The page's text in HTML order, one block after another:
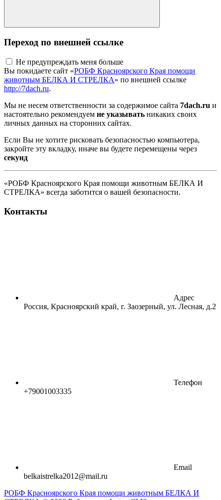
Переход по внешней ссылке
Не предупреждать меня больше
Вы покидаете сайт «РОБФ Красноярского Края помощи
животным БЕЛКА И СТРЕЛКА» по внешней ссылке
http://7dach.ru.
Мы не несем ответственности за содержимое сайта 7dach.ru и
настоятельно рекомендуем не указывать никаких своих
личных данных на сторонних сайтах.
Если Вы не хотите рисковать безопасностью компьютера,
закройте эту вкладку, иначе вы будете перемещены через
секунд
«РОБФ Красноярского Края помощи животным БЕЛКА И
СТРЕЛКА» всегда заботится о вашей безопасности.
Контакты
Адрес
Россия, Красноярский край, г. Заозерный, ул. Лесная, д.2
Телефон
+79001003335
Email
belkaistrelka2012@mail.ru
РОБФ Красноярского Края помощи животным БЕЛКА И